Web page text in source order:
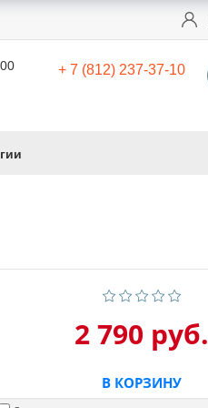
+ 7 (812) 237-37-10
2 790 руб.
В КОРЗИНУ